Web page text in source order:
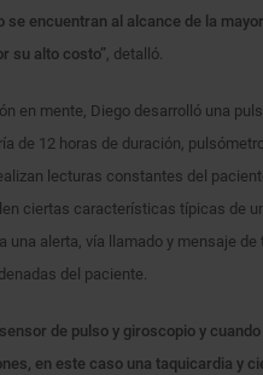
se encuentran al alcance de la
su alto costo”, detalló.
en mente, Diego desarrolló una
de 12 horas de duración,
lecturas constantes del
ciertas características típicas de
una alerta, vía llamado y mensaje de
del paciente.
de pulso y giroscopio y
en este caso una taquicardia y